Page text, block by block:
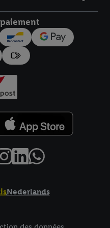
Nederlands
à tout moment avec effet
relative à la protection des
ici.